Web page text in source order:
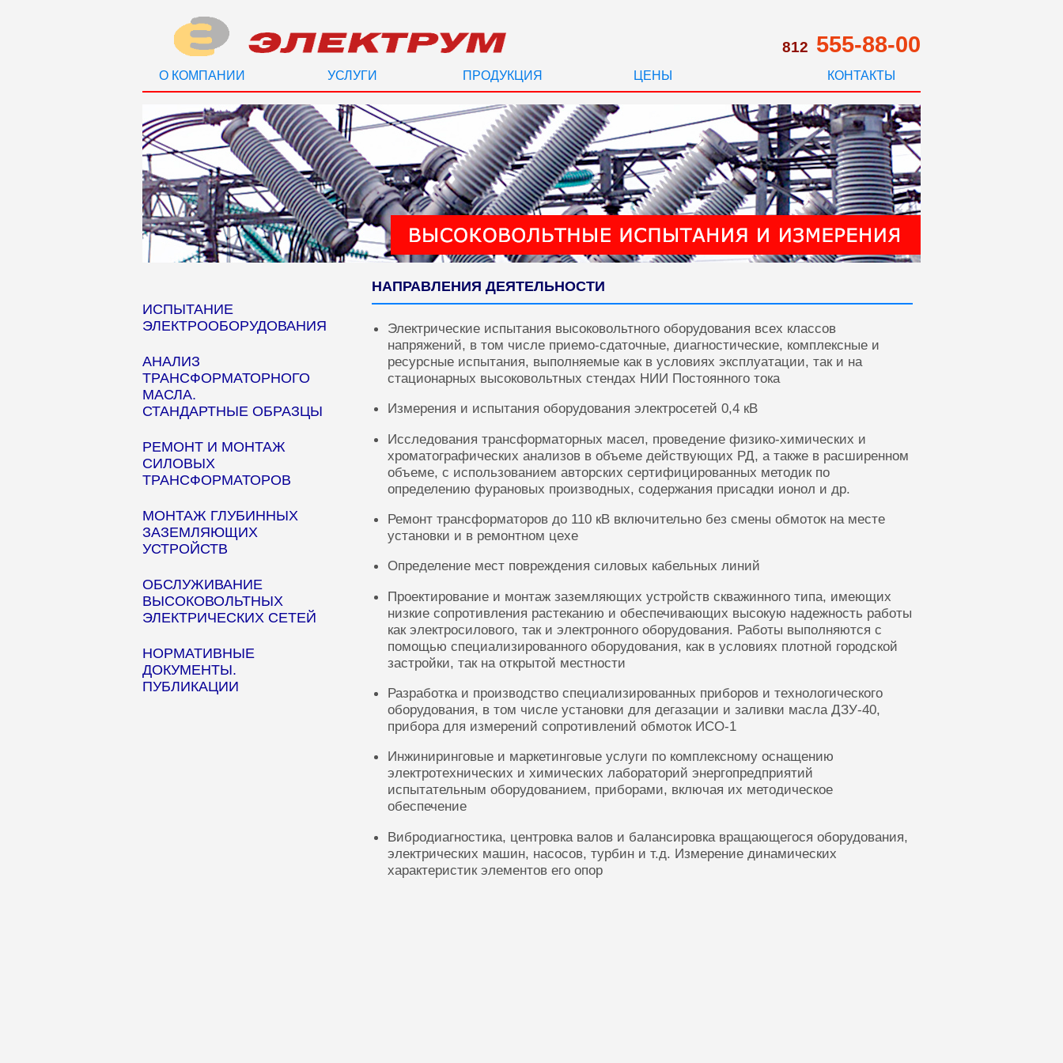
812 555-88-00
О КОМПАНИИ УСЛУГИ ПРОДУКЦИЯ ЦЕНЫ КОНТАКТЫ
ИСПЫТАНИЕ
ЭЛЕКТРООБОРУДОВАНИЯ
АНАЛИЗ
ТРАНСФОРМАТОРНОГО
МАСЛА.
СТАНДАРТНЫЕ ОБРАЗЦЫ
РЕМОНТ И МОНТАЖ
СИЛОВЫХ
ТРАНСФОРМАТОРОВ
МОНТАЖ ГЛУБИННЫХ
ЗАЗЕМЛЯЮЩИХ
УСТРОЙСТВ
ОБСЛУЖИВАНИЕ
ВЫСОКОВОЛЬТНЫХ
ЭЛЕКТРИЧЕСКИХ СЕТЕЙ
НОРМАТИВНЫЕ
ДОКУМЕНТЫ.
ПУБЛИКАЦИИ
НАПРАВЛЕНИЯ ДЕЯТЕЛЬНОСТИ
Электрические испытания высоковольтного оборудования всех классов
напряжений, в том числе приемо-сдаточные, диагностические, комплексные и
ресурсные испытания, выполняемые как в условиях эксплуатации, так и на
стационарных высоковольтных стендах НИИ Постоянного тока
Измерения и испытания оборудования электросетей 0,4 кВ
Исследования трансформаторных масел, проведение физико-химических и
хроматографических анализов в объеме действующих РД, а также в расширенном
объеме, с использованием авторских сертифицированных методик по
определению фурановых производных, содержания присадки ионол и др.
Ремонт трансформаторов до 110 кВ включительно без смены обмоток на месте
установки и в ремонтном цехе
Определение мест повреждения силовых кабельных линий
Проектирование и монтаж заземляющих устройств скважинного типа, имеющих
низкие сопротивления растеканию и обеспечивающих высокую надежность работы
как электросилового, так и электронного оборудования. Работы выполняются с
помощью специализированного оборудования, как в условиях плотной городской
застройки, так на открытой местности
Разработка и производство специализированных приборов и технологического
оборудования, в том числе установки для дегазации и заливки масла ДЗУ-40,
прибора для измерений сопротивлений обмоток ИСО-1
Инжиниринговые и маркетинговые услуги по комплексному оснащению
электротехнических и химических лабораторий энергопредприятий
испытательным оборудованием, приборами, включая их методическое
обеспечение
Вибродиагностика, центровка валов и балансировка вращающегося оборудования,
электрических машин, насосов, турбин и т.д. Измерение динамических
характеристик элементов его опор